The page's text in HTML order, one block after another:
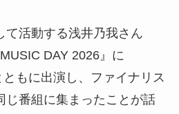
て活動する浅井乃我さん
DAY 2026』に
もに出演し、ファイナリス
じ番組に集まったことが話